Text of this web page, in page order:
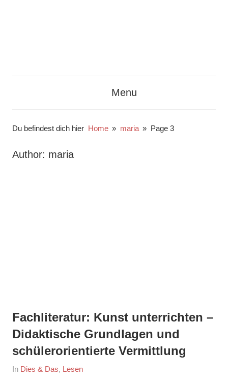
Theorie,
Menu
Du befindest dich hier Home maria Page 3
Author: maria
Fachliteratur: Kunst unterrichten –
Didaktische Grundlagen und
schülerorientierte Vermittlung
On
By
In Dies & Das, Lesen